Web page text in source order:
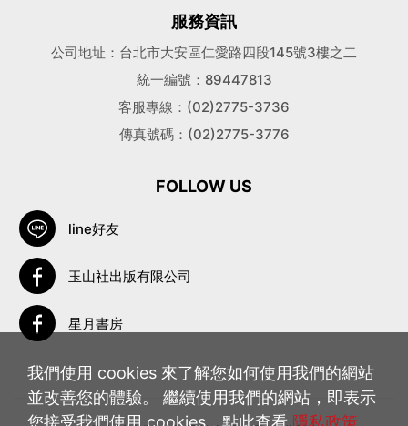
服務資訊
公司地址：台北市大安區仁愛路四段145號3樓之二
統一編號：89447813
客服專線：(02)2775-3736
傳真號碼：(02)2775-3776
FOLLOW US
line好友
玉山社出版有限公司
星月書房
我們使用 cookies 來了解您如何使用我們的網站
並改善您的體驗。 繼續使用我們的網站，即表示
您接受我們使用 cookies，點此查看隱私政策